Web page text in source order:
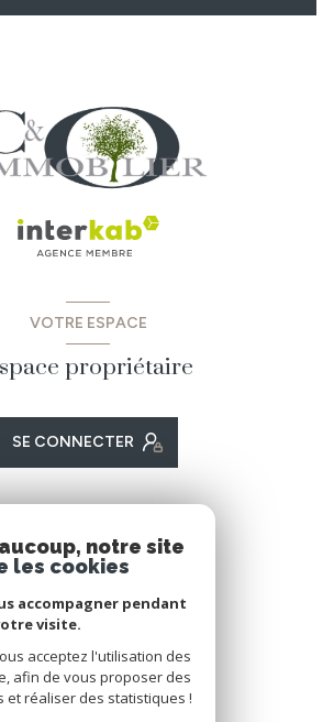
VOTRE ESPACE
propriétaire
SE CONNECTER
Nous adhérons
notre site
les cookies
accompagner pendant
visite.
acceptez l'utilisation des
afin de vous proposer des
et réaliser des statistiques !